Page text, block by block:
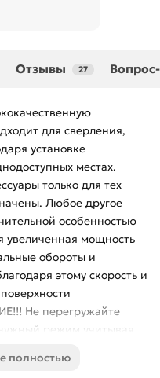
Отзывы 27
для сверления,
установке
местах.
только для тех
Любое другое
особенностью
увеличенная мощность
обороты и
этому скорость и
Не перегружайте
режим учитывая
привести к выходу из
полностью